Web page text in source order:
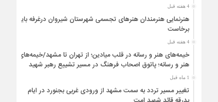
4 هفته قبل
هنرنمایی هنرمندان هنرهای تجسمی شهرستان شیروان درغرفه باید
برخاست
4 هفته قبل
خیمه‌های هنر و رسانه در قلب میادین؛ از تهران تا مشهد/خیمه‌های
هنر و رسانه؛ پاتوق اصحاب فرهنگ در مسیر تشییع رهبر شهید
1 ماه قبل
تغییر مسیر تردد به سمت مشهد از ورودی غربی بجنورد در ایام